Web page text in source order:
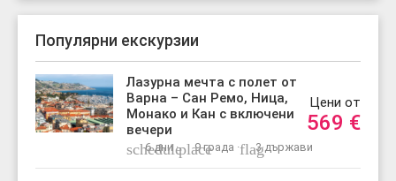
Популярни екскурзии
Лазурна мечта с полет от
Варна – Сан Ремо, Ница,
Монако и Кан с включени
вечери
schedule
6 дни ·place9 града ·flag3 държави
Цени от
569 €